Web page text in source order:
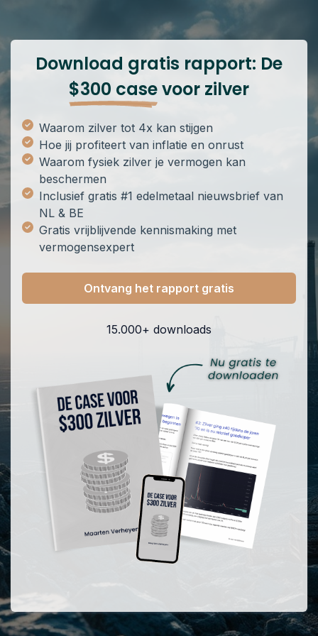
Download gratis rapport: De
$300 casevoor zilver
Waarom zilver tot 4x kan stijgen
Hoe jij profiteert van inflatie en onrust
Waarom fysiek zilver je vermogen kan
beschermen
Inclusief gratis #1 edelmetaal nieuwsbrief van
NL & BE
Gratis vrijblijvende kennismaking met
vermogensexpert
Ontvang het rapport gratis
15.000+ downloads